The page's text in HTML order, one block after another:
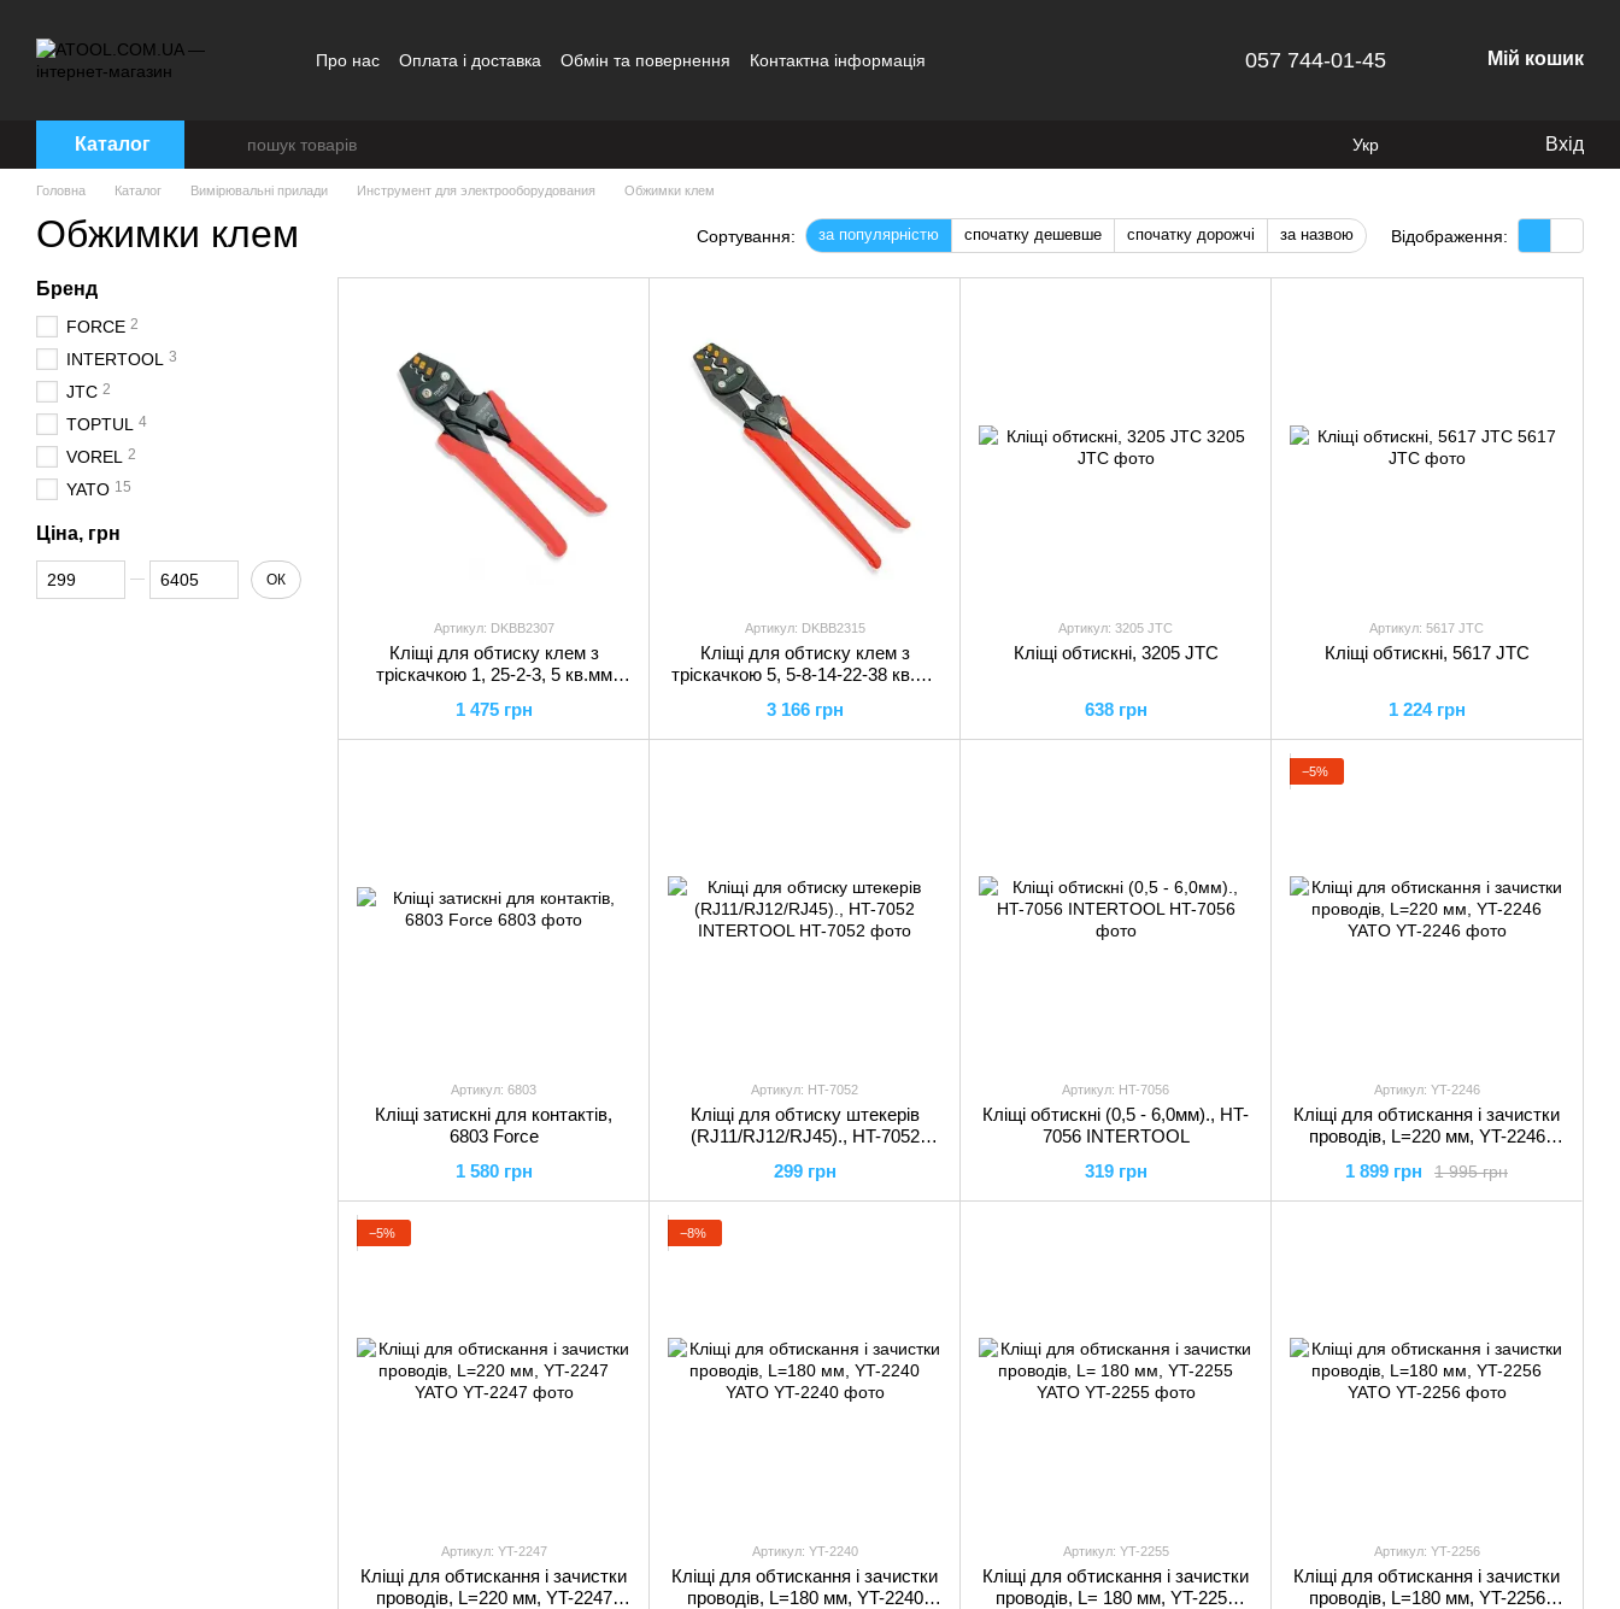
Про нас Оплата і доставка Обмін та повернення Контактна інформація 057 744-01-45 Мій кошик
Каталог Укр Вхід
Головна Каталог Вимірювальні прилади Инструмент для электрооборудования Обжимки клем
Обжимки клем Сортування: за популярністю спочатку дешевше спочатку дорожчі за назвою Відображення:
Артикул: DKBB2307
Кліщі для обтиску клем з
тріскачкою 1, 25-2-3, 5 кв.мм
1 475 грн
Артикул: DKBB2315
Кліщі для обтиску клем з
тріскачкою 5, 5-8-14-22-38 кв.мм
3 166 грн
Артикул: 3205 JTC
Кліщі обтискні, 3205 JTC
638 грн
Артикул: 5617 JTC
Кліщі обтискні, 5617 JTC
1 224 грн
Артикул: 6803
Кліщі затискні для контактів,
6803 Force
1 580 грн
Артикул: HT-7052
Кліщі для обтиску штекерів
(RJ11/RJ12/RJ45)., HT-7052
299 грн
Артикул: HT-7056
Кліщі обтискні (0,5 - 6,0мм)., HT-
7056 INTERTOOL
319 грн
−5%
Артикул: YT-2246
Кліщі для обтискання і зачистки
проводів, L=220 мм, YT-2246
1 995 грн
1 899 грн
−5%
Артикул: YT-2247
Кліщі для обтискання і зачистки
проводів, L=220 мм, YT-2247
−8%
Артикул: YT-2240
Кліщі для обтискання і зачистки
проводів, L=180 мм, YT-2240
Артикул: YT-2255
Кліщі для обтискання і зачистки
проводів, L= 180 мм, YT-2255
Артикул: YT-2256
Кліщі для обтискання і зачистки
проводів, L=180 мм, YT-2256
Бренд
FORCE 2
INTERTOOL 3
JTC 2
TOPTUL 4
VOREL 2
YATO 15
Ціна, грн
Від Ціна, грн
До Ціна, грн ОК